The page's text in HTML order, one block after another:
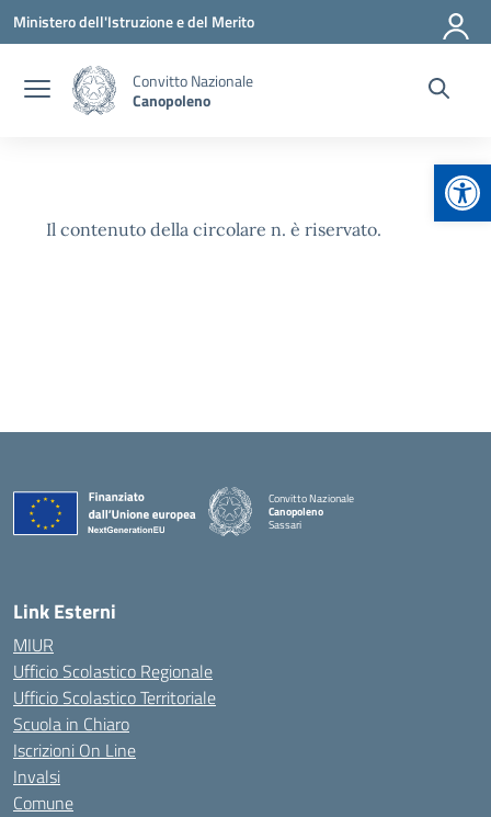
Vai ai contenuti
Vai al menu di navigazione
Vai al footer
Ministero dell'Istruzione e del Merito
Convitto Nazionale
Canopoleno
Il contenuto della circolare n. è riservato.
Convitto Nazionale
Canopoleno
Sassari
Link Esterni
MIUR
Ufficio Scolastico Regionale
Ufficio Scolastico Territoriale
Scuola in Chiaro
Iscrizioni On Line
Invalsi
Comune